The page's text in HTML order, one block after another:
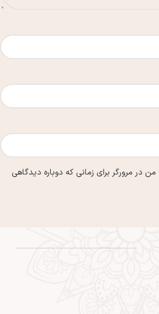
در مرورگر برای زمانی که دوباره دیدگاهی